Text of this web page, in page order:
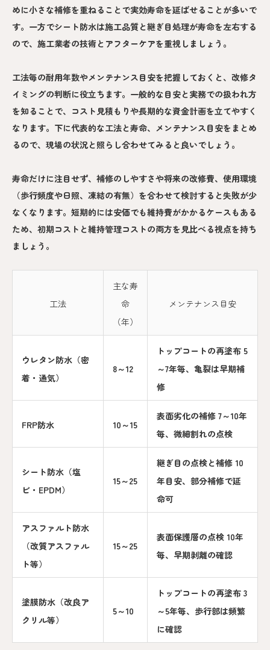
めに小さな補修を重ねることで実効寿命を延ばせることが多いで
す。一方でシート防水は施工品質と継ぎ目処理が寿命を左右する
ので、施工業者の技術とアフターケアを重視しましょう。
工法毎の耐用年数やメンテナンス目安を把握しておくと、改修タ
イミングの判断に役立ちます。一般的な目安と実務での扱われ方
を知ることで、コスト見積もりや長期的な資金計画を立てやすく
なります。下に代表的な工法と寿命、メンテナンス目安をまとめ
るので、現場の状況と照らし合わせてみると良いでしょう。
寿命だけに注目せず、補修のしやすさや将来の改修費、使用環境
（歩行頻度や日照、凍結の有無）を合わせて検討すると失敗が少
なくなります。短期的には安価でも維持費がかかるケースもある
ため、初期コストと維持管理コストの両方を見比べる視点を持ち
ましょう。
工法
主な寿
命
（年）
メンテナンス目安
ウレタン防水（密
着・通気）
8～12
トップコートの再塗布 5
～7年毎、亀裂は早期補
修
FRP防水 10～15
表面劣化の補修 7～10年
毎、微細割れの点検
シート防水（塩
ビ・EPDM）
15～25
継ぎ目の点検と補修 10
年目安、部分補修で延
命可
アスファルト防水
（改質アスファル
ト等）
15～25
表面保護層の点検 10年
毎、早期剥離の確認
塗膜防水（改良ア
クリル等）
5～10
トップコートの再塗布 3
～5年毎、歩行部は頻繁
に確認